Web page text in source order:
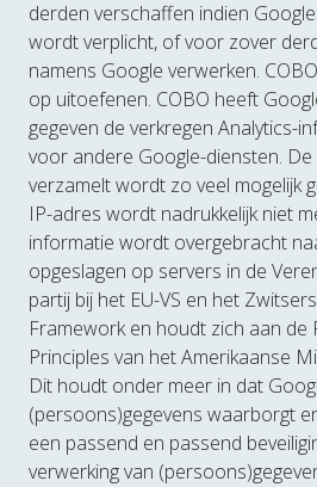
derden verschaffen indien
wordt verplicht, of voor zover
namens Google verwerken.
op uitoefenen. COBO heeft
gegeven de verkregen Analytics-
voor andere Google-diensten.
verzamelt wordt zo veel mogelijk
IP-adres wordt nadrukkelijk niet
informatie wordt overgebracht
opgeslagen op servers in de
partij bij het EU-VS en het
Framework en houdt zich aan de
Principles van het Amerikaanse
Dit houdt onder meer in dat
(persoons)gegevens waarborgt
een passend en passend
verwerking van